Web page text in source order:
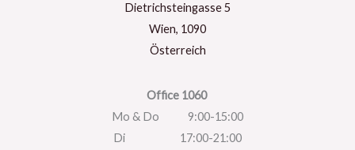
Dietrichsteingasse 5
Wien, 1090
Österreich
Office 1060
Mo & Do 9:00-15:00
Di 17:00-21:00